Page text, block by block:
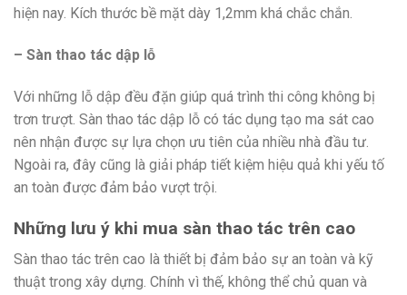
hiện nay. Kích thước bề mặt dày 1,2mm khá chắc chắn.
– Sàn thao tác dập lỗ
Với những lỗ dập đều đặn giúp quá trình thi công không bị
trơn trượt. Sàn thao tác dập lỗ có tác dụng tạo ma sát cao
nên nhận được sự lựa chọn ưu tiên của nhiều nhà đầu tư.
Ngoài ra, đây cũng là giải pháp tiết kiệm hiệu quả khi yếu tố
an toàn được đảm bảo vượt trội.
Những lưu ý khi mua sàn thao tác trên cao
Sàn thao tác trên cao là thiết bị đảm bảo sự an toàn và kỹ
thuật trong xây dựng. Chính vì thế, không thể chủ quan và